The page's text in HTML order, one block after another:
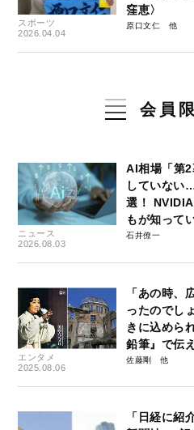
スポーツ
2026.04.04
窪恵〉
原口文仁
会員
ニュース
2026.08.03
AI相場「第
していない
選！
もが知って
石井僚一
エンタメ
2025.08.06
「あの時、
ったのでし
きに込めら
鉛筆』で伝
佐藤剛
「日経に紹